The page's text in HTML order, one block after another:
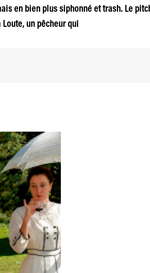
en bien plus siphonné et trash. Le
un pêcheur qui